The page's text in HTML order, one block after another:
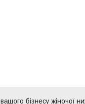
бізнесу жіночої